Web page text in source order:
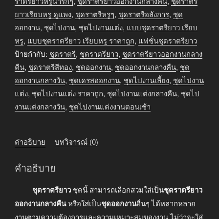
คืน
ระบาย
ยาว
สีดำ
ชิ้น
ยาวเรียบหรู ดูแพง, ชุดราตรีหรูๆ, ชุดราตรีอลังการ, ชุด
ออกงาน, ชุดไปงาน, ชุดไปงานแต่ง, แบบชุดราตรียาว เรียบ
หรู, แบบชุดราตรียาว เรียบหรู ราคาถูก, แฟชั่นชุดราตรียาว
ป้ายกำกับ: ชุดราตรี, ชุดราตรียาว, ชุดราตรียาวออกงานกลาง
คืน, ชุดราตรีสีทอง, ชุดออกงาน, ชุดออกงานกลางคืน, ชุด
ออกงานกลางวัน, ชุดเดรสออกงาน, ชุดไปงานเลี้ยง, ชุดไปงาน
แต่ง, ชุดไปงานแต่ง ราคาถูก, ชุดไปงานแต่งกลางคืน, ชุดไป
งานแต่งกลางวัน, ชุดไปงานแต่งงานตอนเช้า
คำอธิบาย บทวิจารณ์ (0)
คำอธิบาย
ชุดราตรียาว ชุดนี้ สามารถเลือกสวมใส่เป็นชุดราตรียาว
ออกงานกลางคืนหรือใส่เป็นชุดออกงานอื่นๆ ได้หลากหลาย
งานตามความต้องการและความเหมาะสมของงาน ไม่ว่าจะใส่